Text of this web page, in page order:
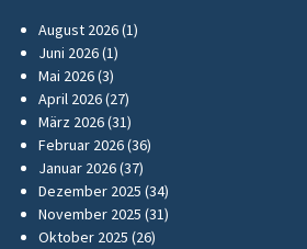
August 2026(1)
Juni 2026(1)
Mai 2026(3)
April 2026(27)
März 2026(31)
Februar 2026(36)
Januar 2026(37)
Dezember 2025 (34)
November 2025 (31)
Oktober 2025 (26)